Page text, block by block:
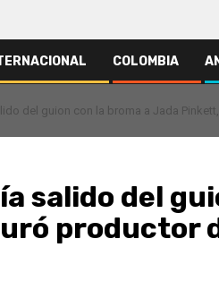
COLOMBIA
del guion con la broma a Jada
salido del
productor